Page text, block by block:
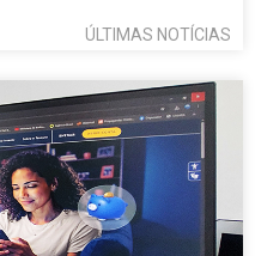
ÚLTIMAS NOTÍCIAS